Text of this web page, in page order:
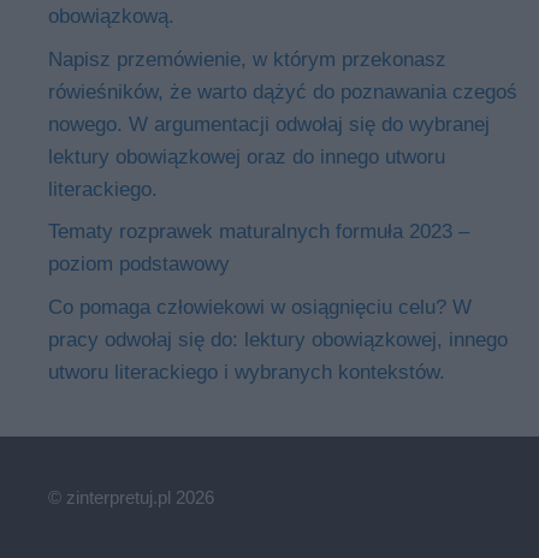
obowiązkową.
Napisz przemówienie, w którym przekonasz
rówieśników, że warto dążyć do poznawania czegoś
nowego. W argumentacji odwołaj się do wybranej
lektury obowiązkowej oraz do innego utworu
literackiego.
Tematy rozprawek maturalnych formuła 2023 –
poziom podstawowy
Co pomaga człowiekowi w osiągnięciu celu? W
pracy odwołaj się do: lektury obowiązkowej, innego
utworu literackiego i wybranych kontekstów.
© zinterpretuj.pl 2026